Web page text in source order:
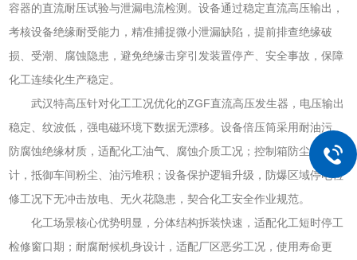
容器的直流耐压试验与泄漏电流检测。设备通过稳定直流高压输出，
考核设备绝缘耐受能力，精准捕捉微小泄漏缺陷，提前排查绝缘破
损、受潮、腐蚀隐患，避免绝缘击穿引发装置停产、安全事故，保障
化工连续化生产稳定。
武汉特高压针对化工工况优化的ZGF直流高压发生器，电压输出
稳定、纹波低，强电磁环境下数据无漂移。设备倍压筒采用耐油污、
防腐蚀绝缘材质，适配化工油气、腐蚀介质工况；控制箱防尘密封设
计，抵御车间粉尘、油污堆积；设备保护逻辑升级，防爆区域停电检
修工况下无冲击放电、无火花隐患，契合化工安全作业规范。
化工场景核心优势明显，分体结构拆装快速，适配化工短时停工
检修窗口期；耐腐耐候机身设计，适配厂区恶劣工况，使用寿命更